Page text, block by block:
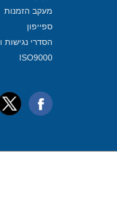
מעקב הזמנות
ספייפון
הסדרי נגישות
ISO9000